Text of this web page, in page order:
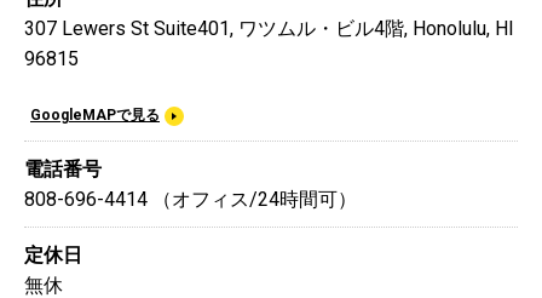
307 Lewers St Suite401, ワツムル・ビル4階, Honolulu, HI
96815
GoogleMAPで見る
電話番号
808-696-4414 （オフィス/24時間可）
定休日
無休